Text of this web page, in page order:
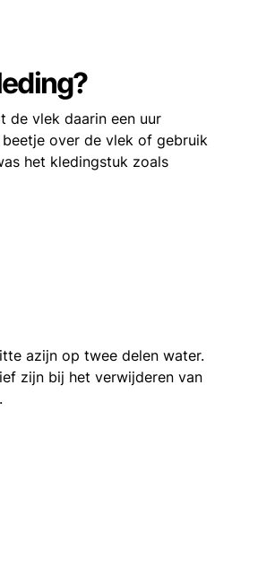
de vlek daarin een uur
over de vlek of gebruik
het kledingstuk zoals
azijn op twee delen water.
zijn bij het verwijderen van